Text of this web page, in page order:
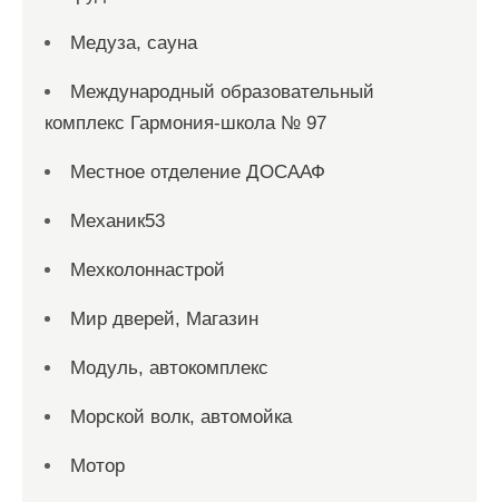
Медуза, сауна
Международный образовательный
комплекс Гармония-школа № 97
Местное отделение ДОСААФ
Механик53
Мехколоннастрой
Мир дверей, Магазин
Модуль, автокомплекс
Морской волк, автомойка
Мотор